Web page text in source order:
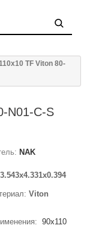
TF Viton 80-
N01-C-S
NAK
3.543x4.331x0.394
Viton
90x110